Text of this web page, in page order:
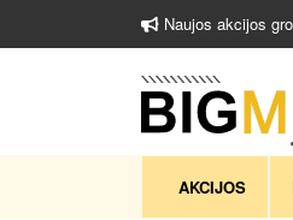
Naujos akcijos
AKCIJOS